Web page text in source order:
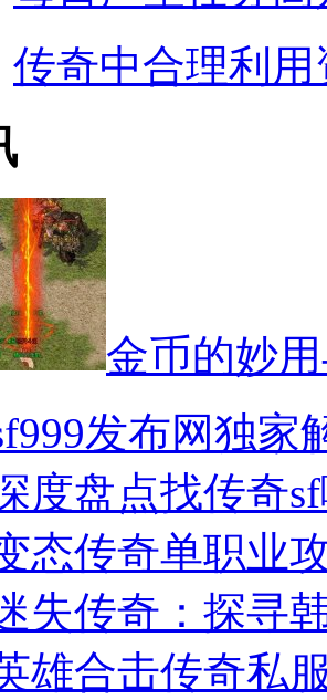
传奇中合理利
金币的妙
发布网独家
度盘点找传奇
态传奇单职业
失传奇：探寻
雄合击传奇私